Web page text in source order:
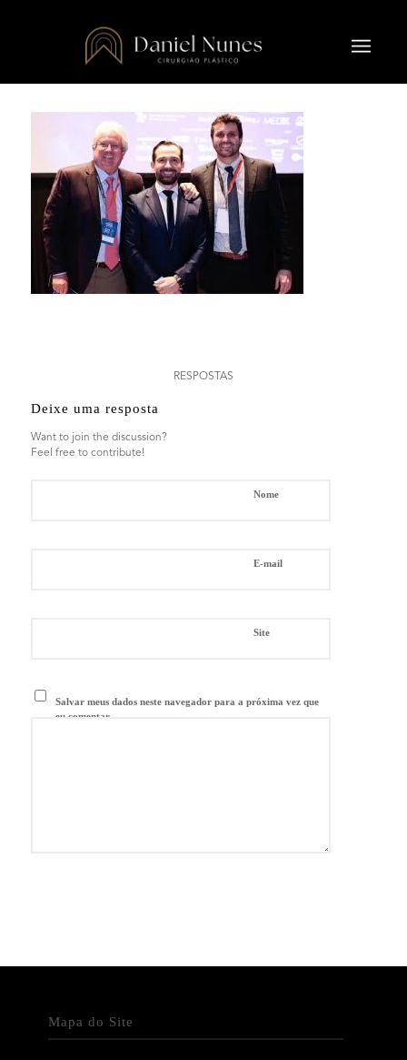
RESPOSTAS
Deixe uma resposta
Want to join the discussion?
Feel free to contribute!
Nome
E-mail
Site
Salvar meus dados neste navegador para a próxima vez que
eu comentar.
Mapa do Site